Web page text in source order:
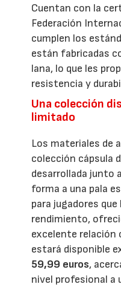
Cuentan con la
Federación
cumplen los
están fabricadas
lana, lo que les
resistencia y
Una colección
limitado
Los materiales de
colección cápsula
desarrollada junto
forma a una pala
para jugadores
rendimiento,
excelente relación
estará disponible
59,99 euros,
nivel profesional a